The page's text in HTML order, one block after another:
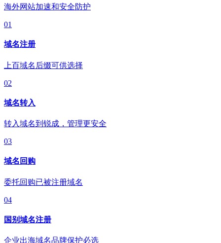
海外网站加速和安全防护
01
域名注册
上百域名后缀可供选择
02
域名转入
转入域名到锐成，管理更安全
03
域名回购
委托回购已被注册域名
04
国别域名注册
企业出海域名品牌保护必选